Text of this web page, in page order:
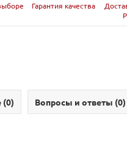
Гарантия качества
(0) Вопросы и ответы (0)